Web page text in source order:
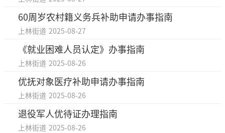
60周岁农村籍义务兵补助申请办事指南
上林街道 2025-08-27
《就业困难人员认定》办事指南
上林街道 2025-08-26
优抚对象医疗补助申请办事指南
上林街道 2025-08-26
退役军人优待证办理指南
上林街道 2025-08-26